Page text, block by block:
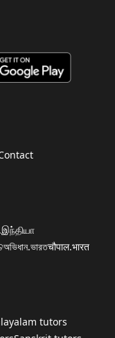
অভিধান.ভারতचौपाल.भारत
tutors